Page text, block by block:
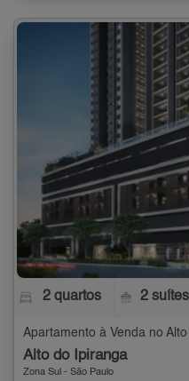
2 quartos 2 suítes
Apartamento à Venda no
Alto do Ipiranga
Zona Sul - São Paulo